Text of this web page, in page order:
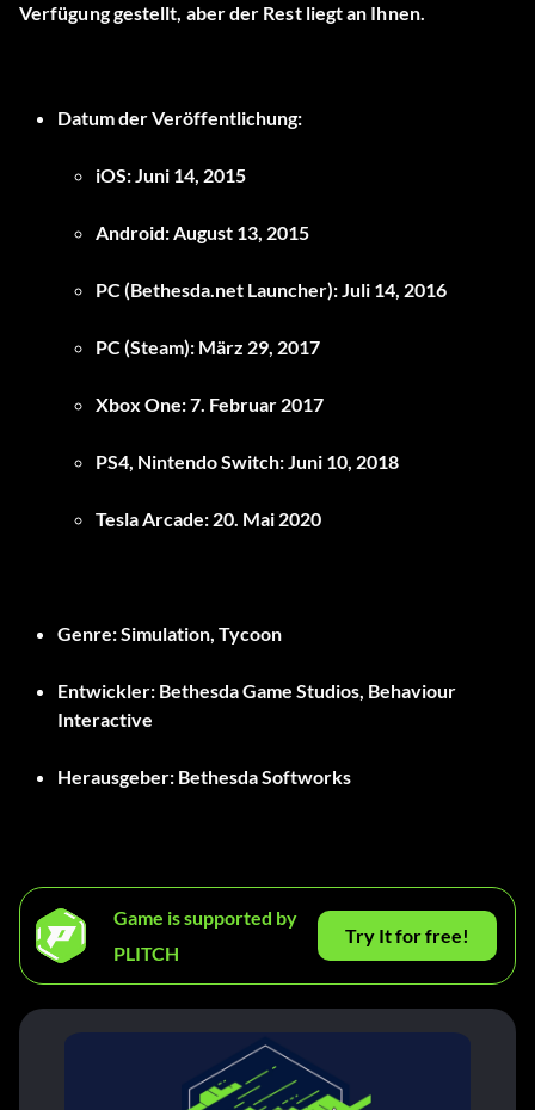
Verfügung gestellt, aber der Rest liegt an Ihnen.
iOS: Juni 14, 2015
Android: August 13, 2015
PC (Bethesda.net Launcher): Juli 14, 2016
PC (Steam): März 29, 2017
Xbox One: 7. Februar 2017
PS4, Nintendo Switch: Juni 10, 2018
Tesla Arcade: 20. Mai 2020
Genre: Simulation, Tycoon
Entwickler: Bethesda Game Studios, Behaviour
Interactive
Herausgeber: Bethesda Softworks
Game is supported by
PLITCH
Try It for free!